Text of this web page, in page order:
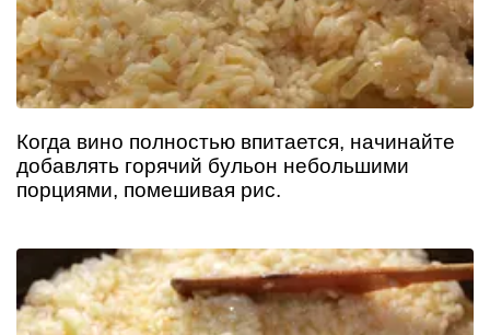
Когда вино полностью впитается, начинайте
добавлять горячий бульон небольшими
порциями, помешивая рис.